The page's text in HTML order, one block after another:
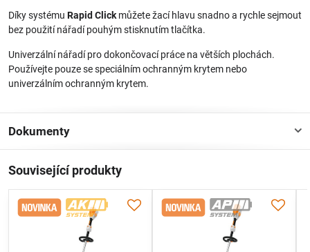
Díky systému Rapid Click můžete žací hlavu snadno a rychle sejmout
bez použití nářadí pouhým stisknutím tlačítka.
Univerzální nářadí pro dokončovací práce na větších plochách.
Používejte pouze se speciálním ochranným krytem nebo
univerzálním ochranným krytem.
Dokumenty
Související produkty